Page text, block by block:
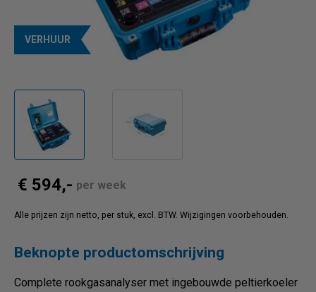
VERHUUR
€ 594,- per week
Alle prijzen zijn netto, per stuk, excl. BTW. Wijzigingen voorbehouden.
Beknopte productomschrijving
Complete rookgasanalyser met ingebouwde peltierkoeler